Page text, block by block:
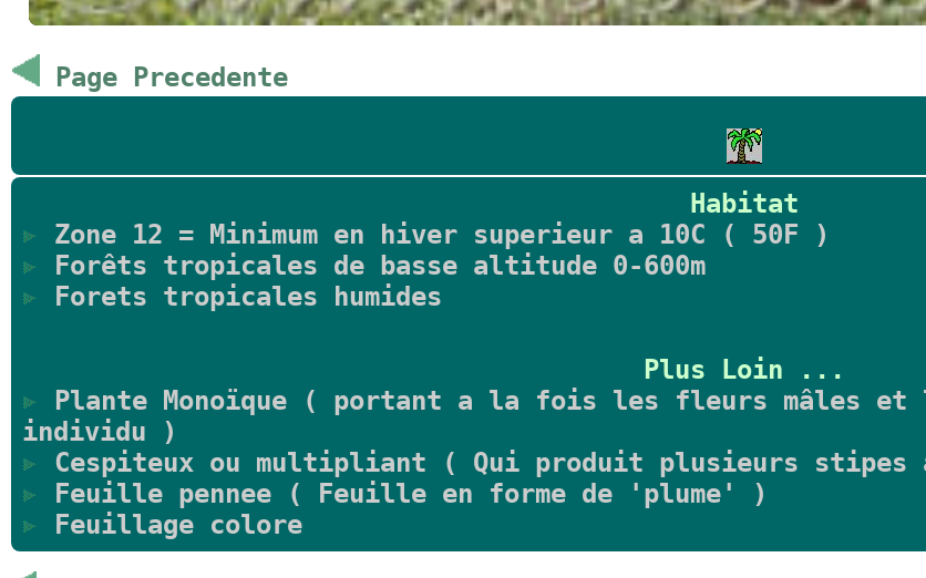
Page Precedente
Habitat
Zone 12 = Minimum en hiver superieur a 10C ( 50F )
Forêts tropicales de basse altitude 0-600m
Forets tropicales humides
Plus Loin ...
Plante Monoïque ( portant a la fois les fleurs mâles et
individu )
Cespiteux ou multipliant ( Qui produit plusieurs
Feuille pennee ( Feuille en forme de 'plume' )
Feuillage colore